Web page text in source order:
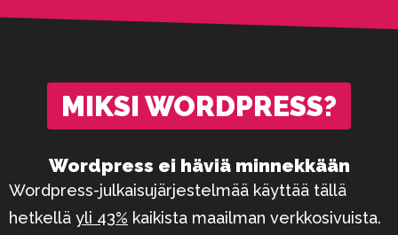
MIKSI WORDPRESS?
Wordpress ei häviä minnekkään
Wordpress-julkaisujärjestelmää käyttää tällä
hetkellä yli 43% kaikista maailman verkkosivuista.